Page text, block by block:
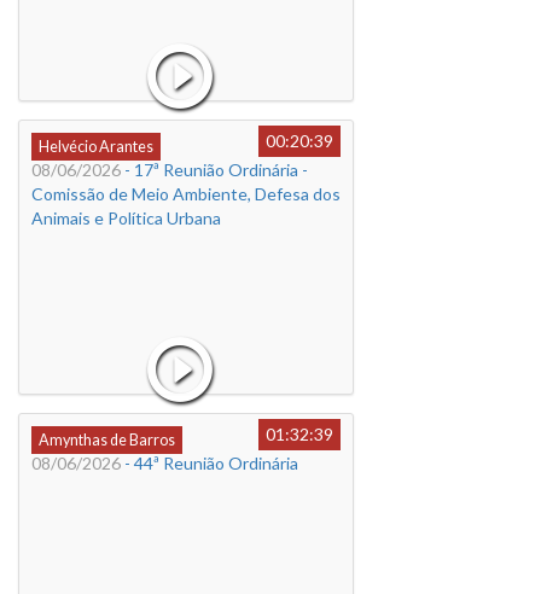
Helvécio Arantes
00:20:39
08/06/2026 - 17ª Reunião Ordinária -
Comissão de Meio Ambiente, Defesa dos
Animais e Política Urbana
Amynthas de Barros
01:32:39
08/06/2026 - 44ª Reunião Ordinária